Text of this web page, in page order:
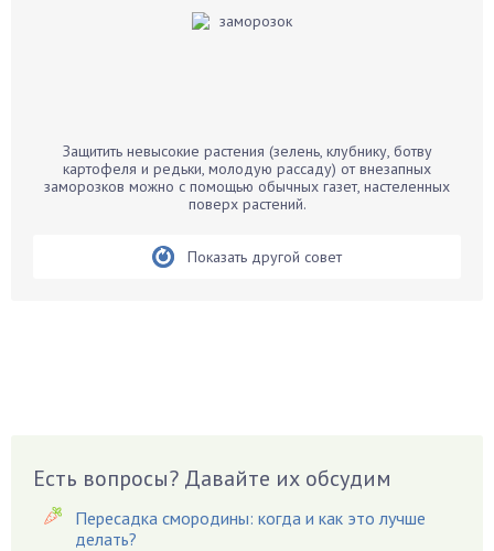
Бархатцы
Бегония
Вешенки
Виноград
Защитить невысокие растения (зелень, клубнику, ботву
картофеля и редьки, молодую рассаду) от внезапных
заморозков можно с помощью обычных газет, настеленных
поверх растений.
Показать другой совет
Есть вопросы? Давайте их обсудим
Пересадка смородины: когда и как это лучше
делать?